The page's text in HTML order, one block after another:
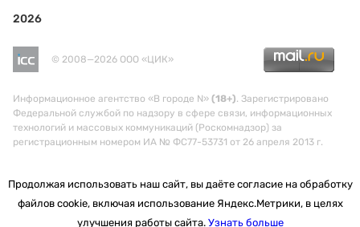
2026
© 2008—2026 ООО «ЦИК»
Информационное агентство «В городе N» (18+). Зарегистрировано
Федеральной службой по надзору в сфере связи, информационных
технологий и массовых коммуникаций (Роскомнадзор) за
регистрационным номером ИА № ФС77-53731 от 26 апреля 2013 г.
Продолжая использовать наш сайт, вы даёте согласие на обработку
файлов cookie, включая использование Яндекс.Метрики, в целях
улучшения работы сайта. Узнать больше